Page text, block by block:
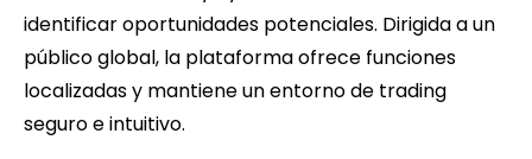
identificar oportunidades potenciales. Dirigida a un
público global, la plataforma ofrece funciones
localizadas y mantiene un entorno de trading
seguro e intuitivo.